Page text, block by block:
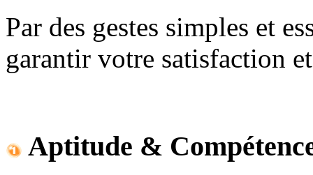
Par des gestes simples et
garantir votre satisfaction
Aptitude &